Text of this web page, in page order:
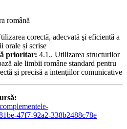
română
corectă, adecvată şi eficientă a
orale și scrise
prioritar: 4.1.. Utilizarea structurilor
ale limbii române standard pentru
şi precisă a intenţiilor comunicative
47f7-92a2-338b2488c78e